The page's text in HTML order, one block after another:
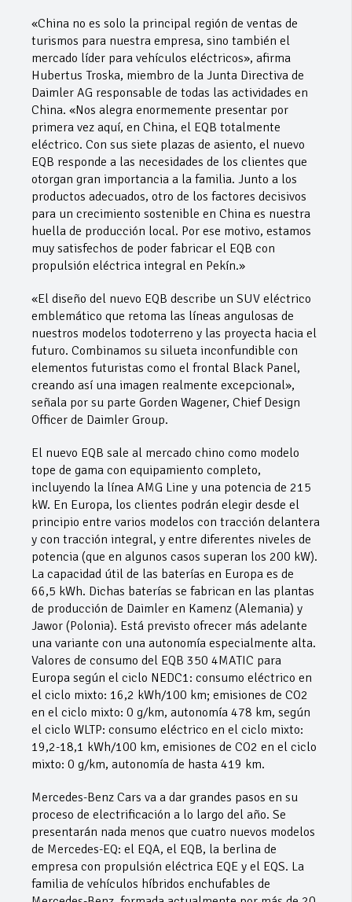
«China no es solo la principal región de ventas de
turismos para nuestra empresa, sino también el
mercado líder para vehículos eléctricos», afirma
Hubertus Troska, miembro de la Junta Directiva de
Daimler AG responsable de todas las actividades en
China. «Nos alegra enormemente presentar por
primera vez aquí, en China, el EQB totalmente
eléctrico. Con sus siete plazas de asiento, el nuevo
EQB responde a las necesidades de los clientes que
otorgan gran importancia a la familia. Junto a los
productos adecuados, otro de los factores decisivos
para un crecimiento sostenible en China es nuestra
huella de producción local. Por ese motivo, estamos
muy satisfechos de poder fabricar el EQB con
propulsión eléctrica integral en Pekín.»
«El diseño del nuevo EQB describe un SUV eléctrico
emblemático que retoma las líneas angulosas de
nuestros modelos todoterreno y las proyecta hacia el
futuro. Combinamos su silueta inconfundible con
elementos futuristas como el frontal Black Panel,
creando así una imagen realmente excepcional»,
señala por su parte Gorden Wagener, Chief Design
Officer de Daimler Group.
El nuevo EQB sale al mercado chino como modelo
tope de gama con equipamiento completo,
incluyendo la línea AMG Line y una potencia de 215
kW. En Europa, los clientes podrán elegir desde el
principio entre varios modelos con tracción delantera
y con tracción integral, y entre diferentes niveles de
potencia (que en algunos casos superan los 200 kW).
La capacidad útil de las baterías en Europa es de
66,5 kWh. Dichas baterías se fabrican en las plantas
de producción de Daimler en Kamenz (Alemania) y
Jawor (Polonia). Está previsto ofrecer más adelante
una variante con una autonomía especialmente alta.
Valores de consumo del EQB 350 4MATIC para
Europa según el ciclo NEDC1: consumo eléctrico en
el ciclo mixto: 16,2 kWh/100 km; emisiones de CO2
en el ciclo mixto: 0 g/km, autonomía 478 km, según
el ciclo WLTP: consumo eléctrico en el ciclo mixto:
19,2-18,1 kWh/100 km, emisiones de CO2 en el ciclo
mixto: 0 g/km, autonomía de hasta 419 km.
Mercedes-Benz Cars va a dar grandes pasos en su
proceso de electrificación a lo largo del año. Se
presentarán nada menos que cuatro nuevos modelos
de Mercedes-EQ: el EQA, el EQB, la berlina de
empresa con propulsión eléctrica EQE y el EQS. La
familia de vehículos híbridos enchufables de